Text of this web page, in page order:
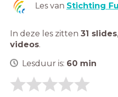
Les van Stichting
In deze les zitten 31 slides,
videos.
Lesduur is: 60 min